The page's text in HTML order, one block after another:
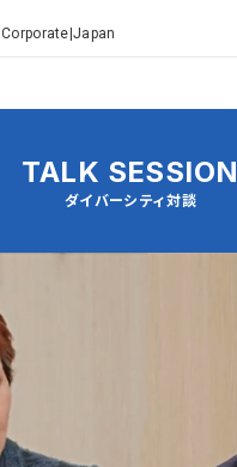
Corporate|Japan
TALK SESSION
ダイバーシティ対談